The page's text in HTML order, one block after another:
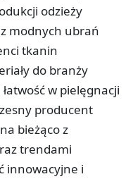
odzieży
modnych ubrań
tkanin
do branży
w pielęgnacji
producent
bieżąco z
trendami
innowacyjne i